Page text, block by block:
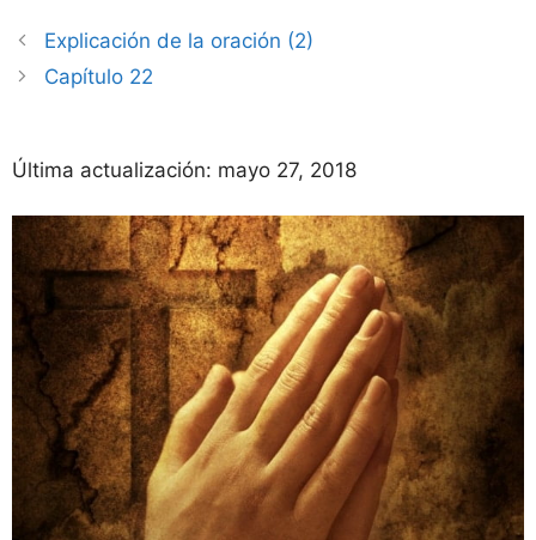
Explicación de la oración (2)
Capítulo 22
Última actualización: mayo 27, 2018